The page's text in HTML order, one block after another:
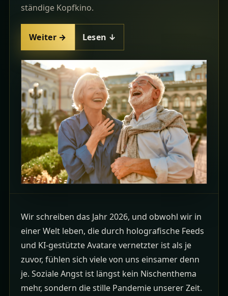
ständige Kopfkino.
Weiter → Lesen ↓
Wir schreiben das Jahr 2026, und obwohl wir in
einer Welt leben, die durch holografische Feeds
und KI-gestützte Avatare vernetzter ist als je
zuvor, fühlen sich viele von uns einsamer denn
je. Soziale Angst ist längst kein Nischenthema
mehr, sondern die stille Pandemie unserer Zeit.